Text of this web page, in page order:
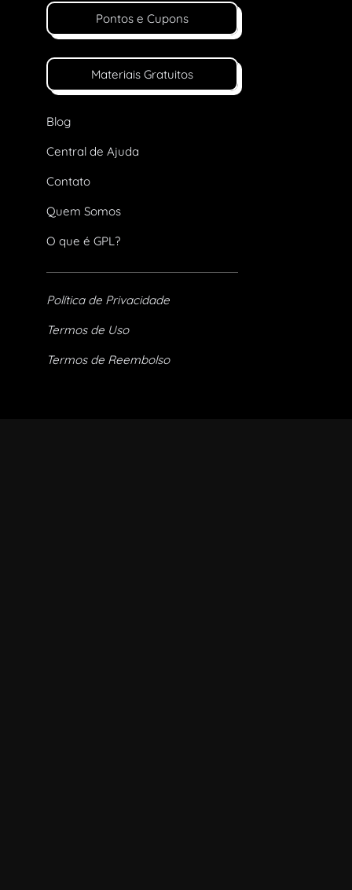
Pontos e Cupons
Materiais Gratuitos
Blog
Central de Ajuda
Contato
Quem Somos
O que é GPL?
Política de Privacidade
Termos de Uso
Termos de Reembolso